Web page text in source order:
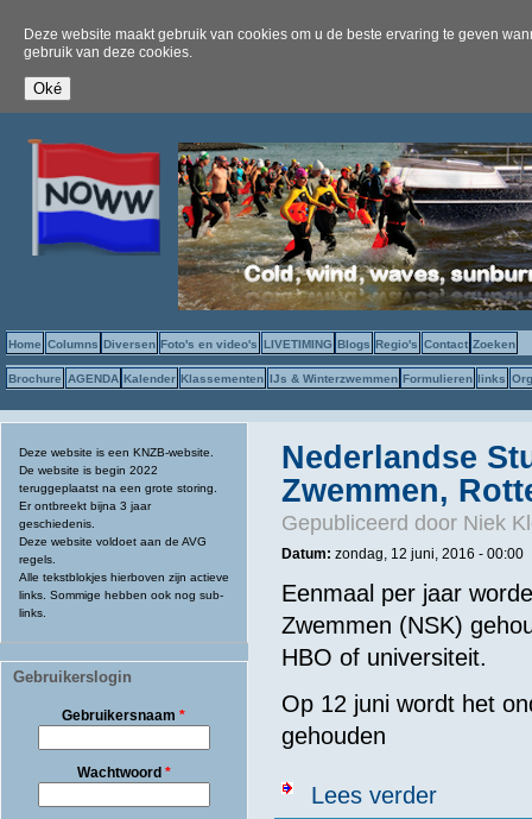
Deze website maakt gebruik van cookies om u de beste ervaring te geven
gebruik van deze cookies.
Home Columns Diversen Foto's en video's LIVETIMING Blogs Regio's Contact Zoeken
Brochure AGENDA Kalender Klassementen IJs & Winterzwemmen Formulieren links
Deze website is een KNZB-website.
De website is begin 2022
teruggeplaatst na een grote storing.
Er ontbreekt bijna 3 jaar
geschiedenis.
Deze website voldoet aan de AVG
regels.
Alle tekstblokjes hierboven zijn actieve
links. Sommige hebben ook nog sub-
links.
Gebruikerslogin
Gebruikersnaam*
Wachtwoord *
Nederlandse
Zwemmen,
Gepubliceerd door Niek
Datum: zondag, 12 juni, 2016 - 00:00
Eenmaal per jaar
Zwemmen (NSK)
HBO of universiteit.
Op 12 juni wordt het
gehouden
Lees verderover